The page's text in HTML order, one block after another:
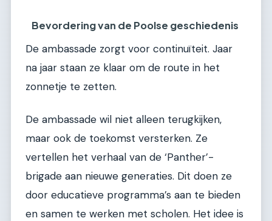
Bevordering van de Poolse geschiedenis
De ambassade zorgt voor continuïteit. Jaar
na jaar staan ze klaar om de route in het
zonnetje te zetten.
De ambassade wil niet alleen terugkijken,
maar ook de toekomst versterken. Ze
vertellen het verhaal van de ‘Panther’-
brigade aan nieuwe generaties. Dit doen ze
door educatieve programma’s aan te bieden
en samen te werken met scholen. Het idee is